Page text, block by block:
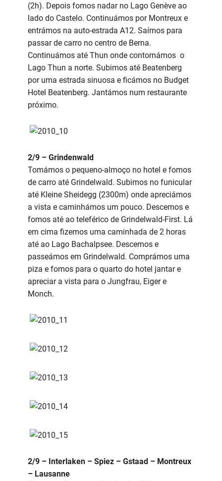
(2h). Depois fomos nadar no Lago Genève ao
lado do Castelo. Continuámos por Montreux e
entrámos na auto-estrada A12. Saímos para
passar de carro no centro de Berna.
Continuámos até Thun onde contornámos o
Lago Thun a norte. Subimos até Beatenberg
por uma estrada sinuosa e ficámos no Budget
Hotel Beatenberg. Jantámos num restaurante
próximo.
2/9 – Grindenwald
Tomámos o pequeno-almoço no hotel e fomos
de carro até Grindelwald. Subimos no funicular
até Kleine Sheidegg (2300m) onde apreciámos
a vista e caminhámos um pouco. Descemos e
fomos até ao teleférico de Grindelwald-First. Lá
em cima fizemos uma caminhada de 2 horas
até ao Lago Bachalpsee. Descemos e
passeámos em Grindelwald. Comprámos uma
piza e fomos para o quarto do hotel jantar e
apreciar a vista para o Jungfrau, Eiger e
Monch.
2/9 – Interlaken – Spiez – Gstaad – Montreux
– Lausanne